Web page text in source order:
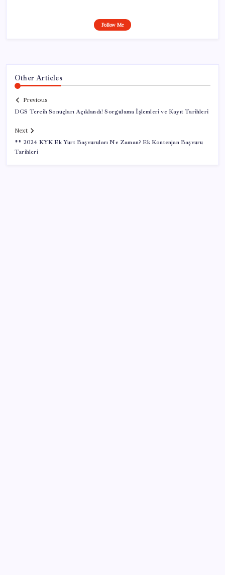
Follow Me
Other Articles
Previous
DGS Tercih Sonuçları Açıklandı! Sorgulama İşlemleri ve Kayıt Tarihleri
Next
** 2024 KYK Ek Yurt Başvuruları Ne Zaman? Ek Kontenjan Başvuru
Tarihleri